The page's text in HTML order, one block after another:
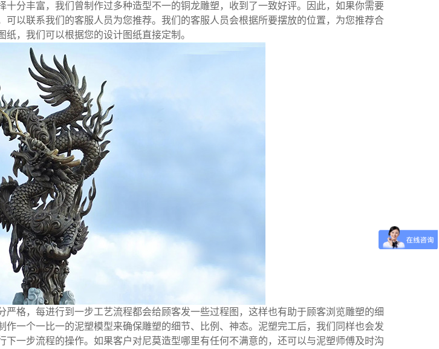
分丰富，我们曾制作过多种造型不一的铜龙雕塑，收到了一致好评。因此，如果你需要
可以联系我们的客服人员为您推荐。我们的客服人员会根据所要摆放的位置，为您推荐合
，我们可以根据您的设计图纸直接定制。
格，每进行到一步工艺流程都会给顾客发一些过程图，这样也有助于顾客浏览雕塑的细
作一个一比一的泥塑模型来确保雕塑的细节、比例、神态。泥塑完工后，我们同样也会发
下一步流程的操作。如果客户对尼莫造型哪里有任何不满意的，还可以与泥塑师傅及时沟